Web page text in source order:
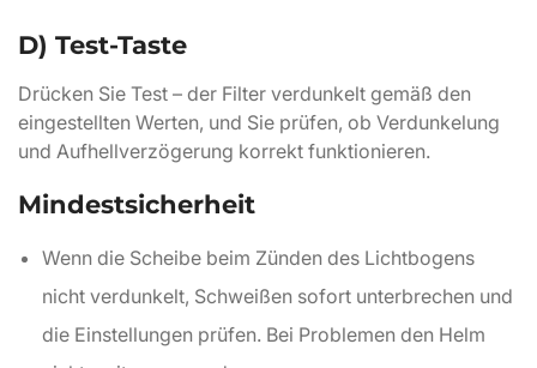
D) Test-Taste
Drücken Sie Test – der Filter verdunkelt gemäß den
eingestellten Werten, und Sie prüfen, ob Verdunkelung
und Aufhellverzögerung korrekt funktionieren.
Mindestsicherheit
Wenn die Scheibe beim Zünden des Lichtbogens
nicht verdunkelt, Schweißen sofort unterbrechen und
die Einstellungen prüfen. Bei Problemen den Helm